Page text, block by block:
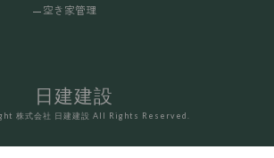
空き家管理
日建建設
株式会社 日建建設 All Rights Reserved.